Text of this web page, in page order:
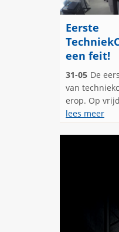
Eerste
een feit!
31-05 De
van
erop. Op
lees meer